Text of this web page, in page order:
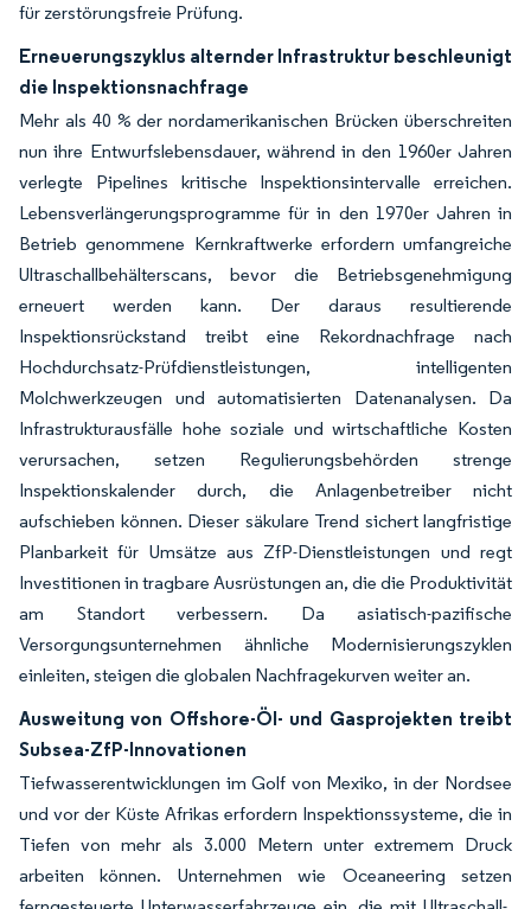
für zerstörungsfreie Prüfung.
Erneuerungszyklus alternder Infrastruktur beschleunigt
die Inspektionsnachfrage
Mehr als 40 % der nordamerikanischen Brücken überschreiten
nun ihre Entwurfslebensdauer, während in den 1960er Jahren
verlegte Pipelines kritische Inspektionsintervalle erreichen.
Lebensverlängerungsprogramme für in den 1970er Jahren in
Betrieb genommene Kernkraftwerke erfordern umfangreiche
Ultraschallbehälterscans, bevor die Betriebsgenehmigung
erneuert werden kann. Der daraus resultierende
Inspektionsrückstand treibt eine Rekordnachfrage nach
Hochdurchsatz-Prüfdienstleistungen, intelligenten
Molchwerkzeugen und automatisierten Datenanalysen. Da
Infrastrukturausfälle hohe soziale und wirtschaftliche Kosten
verursachen, setzen Regulierungsbehörden strenge
Inspektionskalender durch, die Anlagenbetreiber nicht
aufschieben können. Dieser säkulare Trend sichert langfristige
Planbarkeit für Umsätze aus ZfP-Dienstleistungen und regt
Investitionen in tragbare Ausrüstungen an, die die Produktivität
am Standort verbessern. Da asiatisch-pazifische
Versorgungsunternehmen ähnliche Modernisierungszyklen
einleiten, steigen die globalen Nachfragekurven weiter an.
Ausweitung von Offshore-Öl- und Gasprojekten treibt
Subsea-ZfP-Innovationen
Tiefwasserentwicklungen im Golf von Mexiko, in der Nordsee
und vor der Küste Afrikas erfordern Inspektionssysteme, die in
Tiefen von mehr als 3.000 Metern unter extremem Druck
arbeiten können. Unternehmen wie Oceaneering setzen